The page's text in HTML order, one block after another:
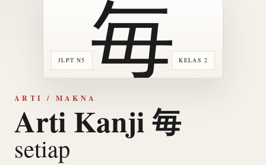
JLPT N5 KELAS 2
毎
ARTI / MAKNA
Arti Kanji 毎
setiap